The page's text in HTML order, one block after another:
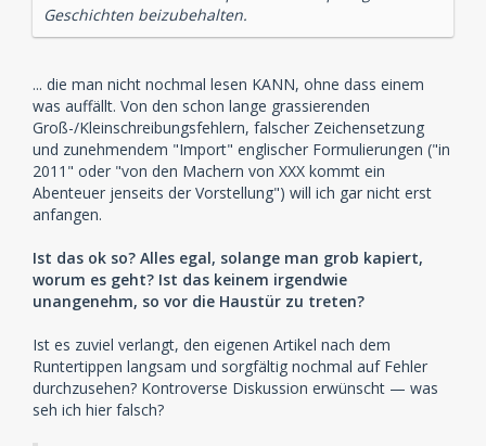
Geschichten beizubehalten.
... die man nicht nochmal lesen KANN, ohne dass einem
was auffällt. Von den schon lange grassierenden
Groß-/Kleinschreibungsfehlern, falscher Zeichensetzung
und zunehmendem "Import" englischer Formulierungen ("in
2011" oder "von den Machern von XXX kommt ein
Abenteuer jenseits der Vorstellung") will ich gar nicht erst
anfangen.
Ist das ok so? Alles egal, solange man grob kapiert,
worum es geht? Ist das keinem irgendwie
unangenehm, so vor die Haustür zu treten?
Ist es zuviel verlangt, den eigenen Artikel nach dem
Runtertippen langsam und sorgfältig nochmal auf Fehler
durchzusehen? Kontroverse Diskussion erwünscht — was
seh ich hier falsch?